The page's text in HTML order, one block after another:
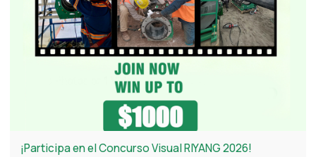
¡Participa en el Concurso Visual RIYANG 2026!